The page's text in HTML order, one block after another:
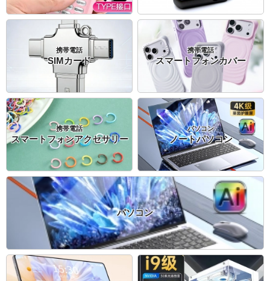
携帯電話
SIMカード
携帯電話
スマートフォンカバー
携帯電話
スマートフォンアクセサリー
パソコン
パソコン
ノートパソコン